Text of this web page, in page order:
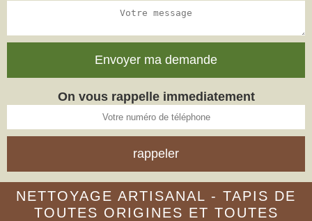
On vous rappelle immediatement
NETTOYAGE ARTISANAL - TAPIS DE
TOUTES ORIGINES ET TOUTES